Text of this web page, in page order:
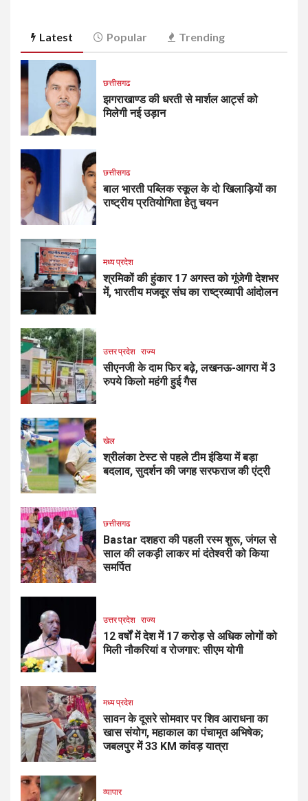
Latest Popular Trending
छत्तीसगढ
झगराखाण्ड की धरती से मार्शल आर्ट्स को
मिलेगी नई उड़ान
छत्तीसगढ
बाल भारती पब्लिक स्कूल के दो खिलाड़ियों का
राष्ट्रीय प्रतियोगिता हेतु चयन
मध्य प्रदेश
श्रमिकों की हुंकार 17 अगस्त को गूंजेगी देशभर
में, भारतीय मजदूर संघ का राष्ट्रव्यापी आंदोलन
उत्तर प्रदेश राज्य
सीएनजी के दाम फिर बढ़े, लखनऊ-आगरा में 3
रुपये किलो महंगी हुई गैस
खेल
श्रीलंका टेस्ट से पहले टीम इंडिया में बड़ा
बदलाव, सुदर्शन की जगह सरफराज की एंट्री
छत्तीसगढ
Bastar दशहरा की पहली रस्म शुरू, जंगल से
साल की लकड़ी लाकर मां दंतेश्वरी को किया
समर्पित
उत्तर प्रदेश राज्य
12 वर्षों में देश में 17 करोड़ से अधिक लोगों को
मिली नौकरियां व रोजगार: सीएम योगी
मध्य प्रदेश
सावन के दूसरे सोमवार पर शिव आराधना का
खास संयोग, महाकाल का पंचामृत अभिषेक;
जबलपुर में 33 KM कांवड़ यात्रा
व्यापार